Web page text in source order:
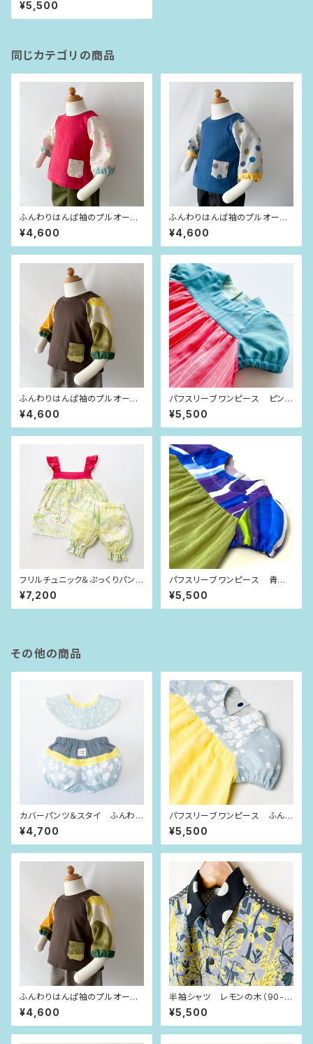
¥5,500
同じカテゴリの商品
ふんわりはんぱ袖のプルオーバ
ー ビビッドピンク×dot（80siz
e）
¥4,600
ふんわりはんぱ袖のプルオーバ
ー インディゴブルー×dot（80si
ze）
¥4,600
ふんわりはんぱ袖のプルオーバ
ー チョコレート×curve（80siz
e）
¥4,600
パフスリーブワンピース ピンク
×ゆらゆらライン（80size）
¥5,500
フリルチュニック＆ぷっくりパン
ツ 若草グリーン（80-90siz
e）
¥7,200
パフスリーブワンピース 青紫
ストライプ（80size）
¥5,500
その他の商品
カバーパンツ＆スタイ ふんわり
くも（80size）
¥4,700
パフスリーブワンピース ふん
わりくも（80size）
¥5,500
ふんわりはんぱ袖のプルオーバ
ー チョコレート×curve（80siz
e）
¥4,600
半袖シャツ レモンの木（90-1
00size）
¥5,500